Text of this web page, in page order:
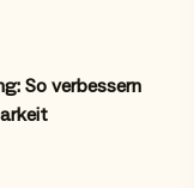
So verbessern